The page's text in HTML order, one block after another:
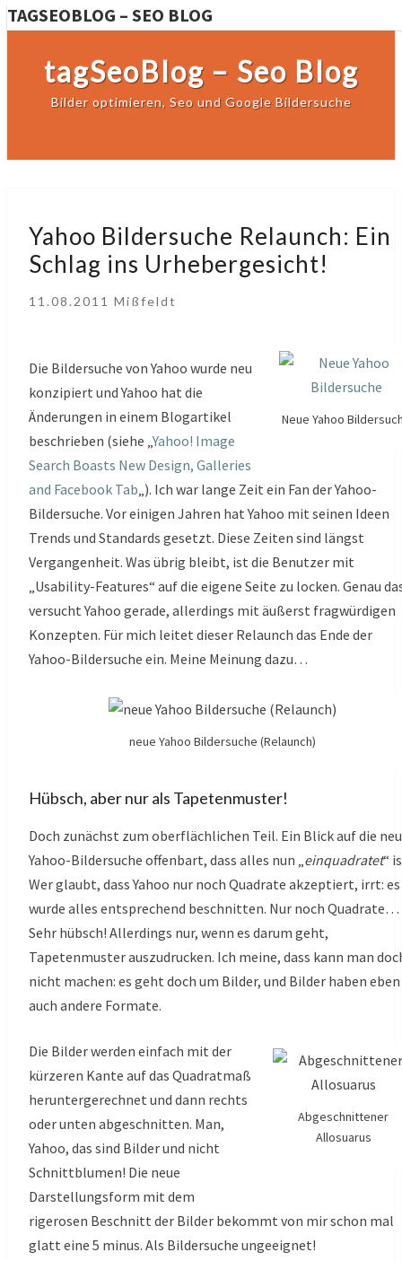
TAGSEOBLOG – SEO BLOG
tagSeoBlog – Seo Blog
Bilder optimieren, Seo und Google Bildersuche
Bildersuche
Relaunch:
Schlag
Urhebergesicht!
Yahoo Bildersuche Relaunch: Ein
Schlag ins Urhebergesicht!
11.08.2011 Mißfeldt
Neue Yahoo
Die Bildersuche von Yahoo wurde neu
konzipiert und Yahoo hat die
Änderungen in einem Blogartikel
beschrieben (siehe „Yahoo! Image
Search Boasts New Design, Galleries
and Facebook Tab „). Ich war lange Zeit ein Fan der Yahoo-
Bildersuche. Vor einigen Jahren hat Yahoo mit seinen Ideen
Trends und Standards gesetzt. Diese Zeiten sind längst
Vergangenheit. Was übrig bleibt, ist die Benutzer mit
„Usability-Features“ auf die eigene Seite zu locken. Genau
versucht Yahoo gerade, allerdings mit äußerst fragwürdigen
Konzepten. Für mich leitet dieser Relaunch das Ende der
Yahoo-Bildersuche ein. Meine Meinung dazu…
neue Yahoo Bildersuche (Relaunch)
Hübsch, aber nur als Tapetenmuster!
Doch zunächst zum oberflächlichen Teil. Ein Blick auf die
Yahoo-Bildersuche offenbart, dass alles nun „einquadratet“
Wer glaubt, dass Yahoo nur noch Quadrate akzeptiert, irrt: es
wurde alles entsprechend beschnitten. Nur noch Quadrate…
Sehr hübsch! Allerdings nur, wenn es darum geht,
Tapetenmuster auszudrucken. Ich meine, dass kann man
nicht machen: es geht doch um Bilder, und Bilder haben eben
auch andere Formate.
Abgeschnittener
Allosuarus
Die Bilder werden einfach mit der
kürzeren Kante auf das Quadratmaß
heruntergerechnet und dann rechts
oder unten abgeschnitten. Man,
Yahoo, das sind Bilder und nicht
Schnittblumen! Die neue
Darstellungsform mit dem
rigerosen Beschnitt der Bilder bekommt von mir schon mal
glatt eine 5 minus. Als Bildersuche ungeeignet!